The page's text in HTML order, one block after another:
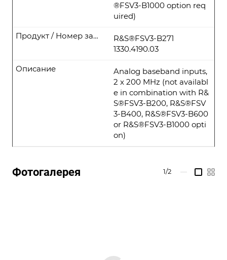
®FSV3-B1000 option req
uired)
R&S®FSV3-B271
1330.4190.03
Продукт / Номер заказа
Analog baseband inputs,
2 x 200 MHz (not availabl
e in combination with R&
S®FSV3-B200, R&S®FSV
3-B400, R&S®FSV3-B600
or R&S®FSV3-B1000 opti
on)
Описание
Фотогалерея 1/2 —